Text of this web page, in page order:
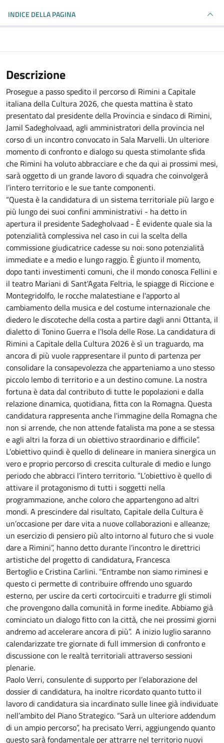
INDICE DELLA PAGINA
Descrizione
Prosegue a passo spedito il percorso di Rimini a Capitale
italiana della Cultura 2026, che questa mattina è stato
presentato dal presidente della Provincia e sindaco di Rimini,
Jamil Sadegholvaad, agli amministratori della provincia nel
corso di un incontro convocato in Sala Marvelli. Un ulteriore
momento di confronto e dialogo su questa stimolante sfida
che Rimini ha voluto abbracciare e che da qui ai prossimi mesi,
sarà oggetto di un grande lavoro di squadra che coinvolgerà
l’intero territorio e le sue tante componenti.
“Questa è la candidatura di un sistema territoriale più largo e
più lungo dei suoi confini amministrativi - ha detto in
apertura il presidente Sadegholvaad - È evidente quale sia la
potenzialità complessiva nel caso in cui la scelta della
commissione giudicatrice cadesse su noi: sono potenzialità
immediate e a medio e lungo raggio. È giunto il momento,
dopo tanti investimenti comuni, che il mondo conosca Fellini e
il teatro Mariani di Sant'Agata Feltria, le spiagge di Riccione e
Montegridolfo, le rocche malatestiane e l'apporto al
cambiamento della musica e del costume internazionale che
diedero le discoteche della costa a partire dagli anni Ottanta, il
dialetto di Tonino Guerra e l'Isola delle Rose. La candidatura di
Rimini a Capitale della Cultura 2026 è sì un traguardo, ma
ancora di più vuole rappresentare il punto di partenza per
consolidare la consapevolezza che apparteniamo a uno stesso
piccolo lembo di territorio e a un destino comune. La nostra
fortuna è data dal contributo di tutte le popolazioni e dalla
relazione dinamica, quotidiana, fitta con la Romagna. Questa
candidatura rappresenta anche l'immagine della Romagna che
non si arrende, che non attende fatalista ma pone a se stessa
e agli altri la forza di un obiettivo straordinario e difficile”.
L’obiettivo quindi è quello di delineare in maniera sinergica un
vero e proprio percorso di crescita culturale di medio e lungo
periodo che abbracci l’intero territorio. ”L’obiettivo è quello di
attivare il protagonismo di tutti i soggetti nella
programmazione, anche coloro che appartengono ad altri
mondi. A prescindere dal risultato, Capitale della Cultura è
un’occasione per dare vita a nuove collaborazioni e alleanze;
un esercizio di pensiero più alto intorno al futuro che si vuole
dare a Rimini”, hanno detto durante l’incontro le direttrici
artistiche del progetto di candidatura, Francesca
Bertoglioe Cristina Carlini. “Entrambe non siamo riminesi e
questo ci permette di contribuire offrendo uno sguardo
esterno, per uscire da certi cortocircuiti e tradurre gli stimoli
che provengono dalla comunità in forme inedite. Abbiamo già
cominciato un dialogo fitto con la città, che nei prossimi giorni
andremo ad accelerare ancora di più”. A inizio luglio saranno
calendarizzate tre giornate di full immersion di confronto e
discussione con le realtà territoriali attraverso sessioni
plenarie.
Paolo Verri, consulente di supporto per l’elaborazione del
dossier di candidatura, ha inoltre ricordato quanto tutto il
lavoro di candidatura sia incardinato sulle linee già individuate
nell’ambito del Piano Strategico. “Sarà un ulteriore addendum
di un ampio percorso”, ha precisato Verri, aggiungendo quanto
questo sarà fondamentale per attrarre nel territorio nuovi